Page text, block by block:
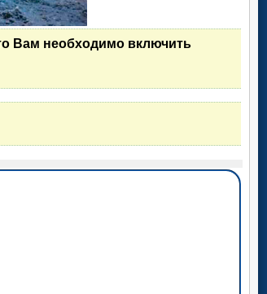
Вам необходимо включить